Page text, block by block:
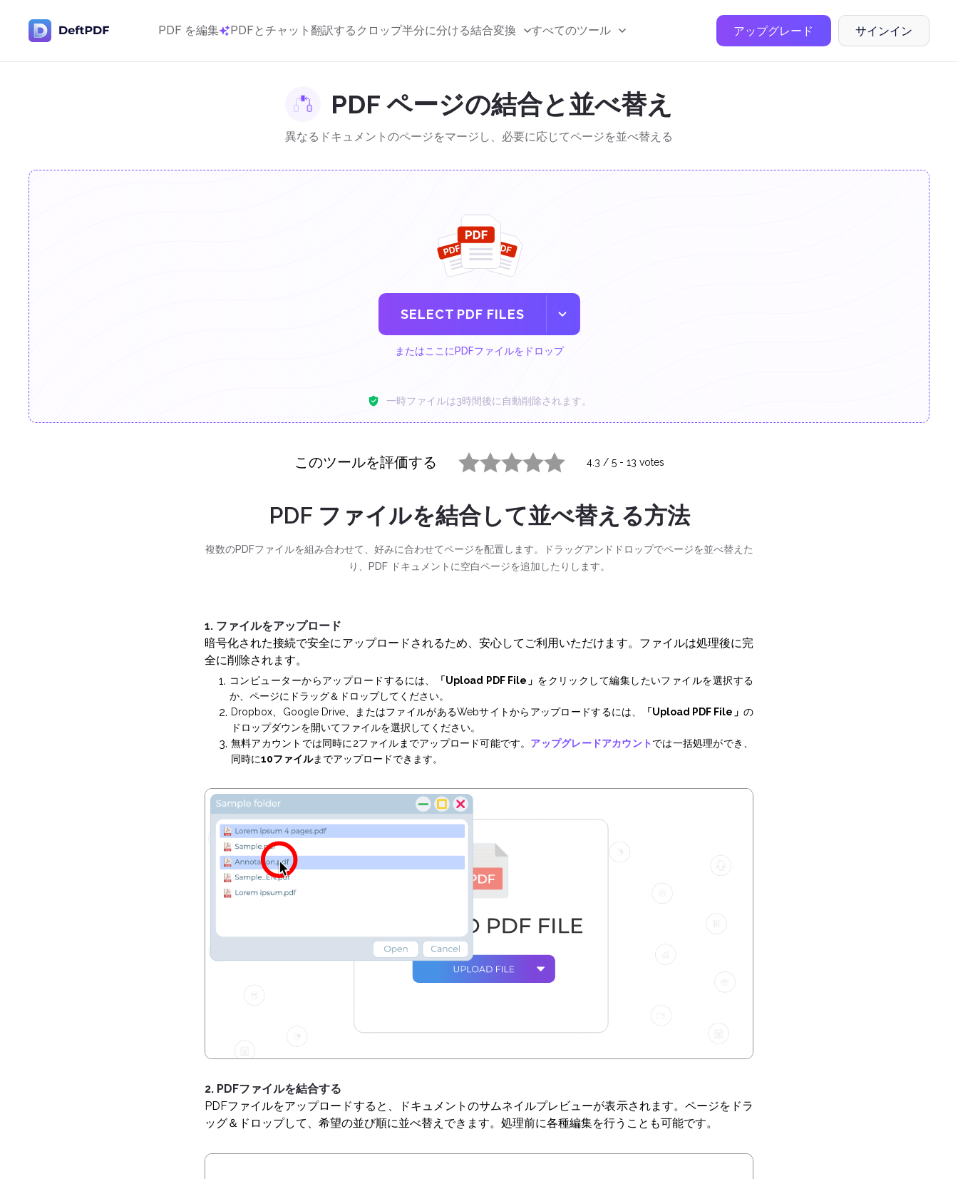
PDF を編集 PDFとチャット翻訳する クロップ半分に分ける結合変換 すべてのツール アップグレード サインイン
PDF ページの結合と並べ替え
異なるドキュメントのページをマージし、必要に応じてページを並べ替える
SELECT PDF FILES
またはここにPDFファイルをドロップ
一時ファイルは3時間後に自動削除されます。
このツールを評価する 4.3 / 5- 13 votes
PDF ファイルを結合して並べ替える方法
複数のPDFファイルを組み合わせて、好みに合わせてページを配置します。ドラッグアンドドロップでページを並べ替えた
り、PDF ドキュメントに空白ページを追加したりします。
1. ファイルをアップロード
暗号化された接続で安全にアップロードされるため、安心してご利用いただけます。ファイルは処理後に完
全に削除されます。
コンピューターからアップロードするには、 「Upload PDF File」 をクリックして編集したいファイルを選択する
か、ページにドラッグ＆ドロップしてください。
Dropbox、Google Drive、またはファイルがあるWebサイトからアップロードするには、
「Upload PDF File」の
ドロップダウンを開いてファイルを選択してください。
無料アカウントでは同時に2ファイルまでアップロード可能です。 アップグレードアカウント では一括処理ができ、
同時に10ファイルまでアップロードできます。
2. PDFファイルを結合する
PDFファイルをアップロードすると、ドキュメントのサムネイルプレビューが表示されます。ページをドラ
ッグ＆ドロップして、希望の並び順に並べ替えできます。処理前に各種編集を行うことも可能です。